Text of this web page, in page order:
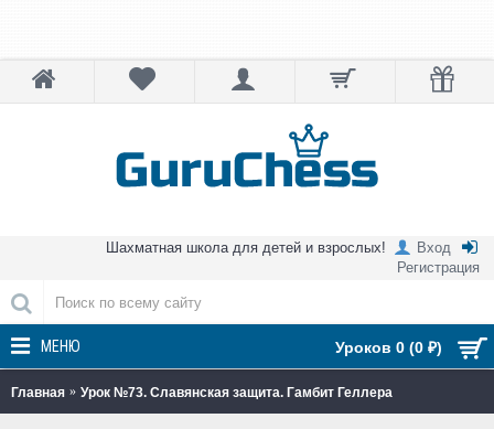
Шахматная школа для детей и взрослых!
Вход
Регистрация
Уроков 0 (0 ₽)
МЕНЮ
Главная Урок №73. Славянская защита. Гамбит Геллера